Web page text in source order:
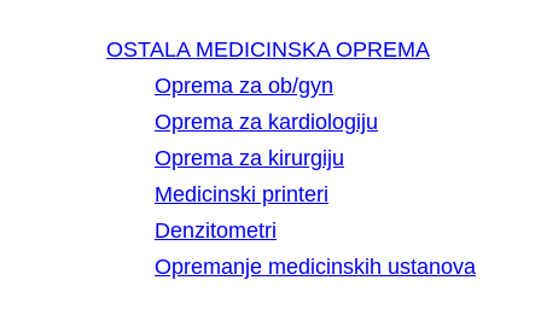
OSTALA MEDICINSKA OPREMA
Oprema za ob/gyn
Oprema za kardiologiju
Oprema za kirurgiju
Medicinski printeri
Denzitometri
Opremanje medicinskih ustanova